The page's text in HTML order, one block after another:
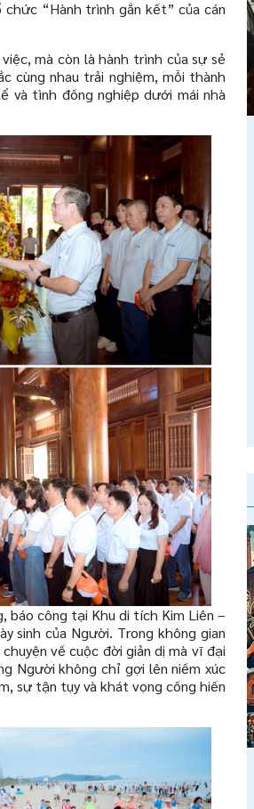
“Hành trình gắn kết” của cán
mà còn là hành trình của sự sẻ
cùng nhau trải nghiệm, mỗi thành
và tình đồng nghiệp dưới mái nhà
báo công tại Khu di tích Kim Liên –
sinh của Người. Trong không gian
về cuộc đời giản dị mà vĩ đại
Người không chỉ gợi lên niềm xúc
sự tận tụy và khát vọng cống hiến